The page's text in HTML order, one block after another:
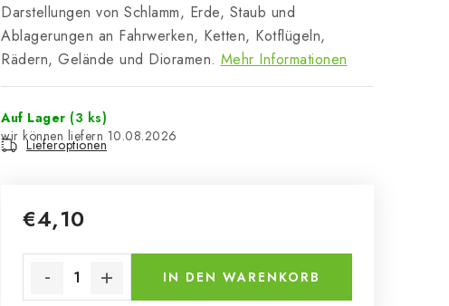
Darstellungen von Schlamm, Erde, Staub und
Ablagerungen an Fahrwerken, Ketten, Kotflügeln,
Rädern, Gelände und Dioramen. Mehr Informationen
Auf Lager (3 ks)
10.08.2026
Lieferoptionen
€4,10
IN DEN WARENKORB